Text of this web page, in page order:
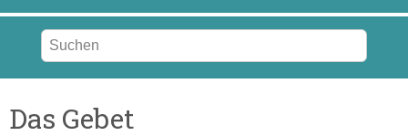
Das Gebet